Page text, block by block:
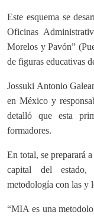
Este esquema se
Oficinas
Morelos y Pavón”
de figuras educativas
Jossuki Antonio
en México y
detalló que esta
formadores.
En total, se preparará
capital del estado,
metodología con las y
“MIA es una